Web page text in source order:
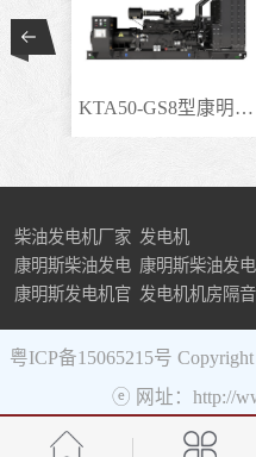
KTA50-GS8型康明斯柴..
柴油发电机厂家 发电机
康明斯柴油发电
机组
康明斯柴油发电
机
康明斯发电机官 发电机机房隔音
粤ICP备15065215号
ⓔ 网址：http://